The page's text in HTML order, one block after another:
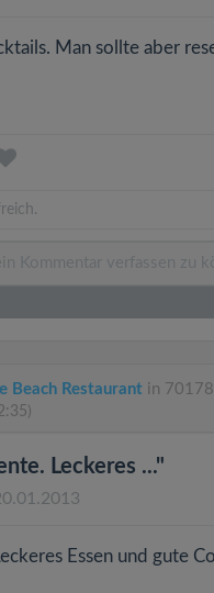
Man sollte aber
Beach Restaurant in
Leckeres ..."
Essen und gute